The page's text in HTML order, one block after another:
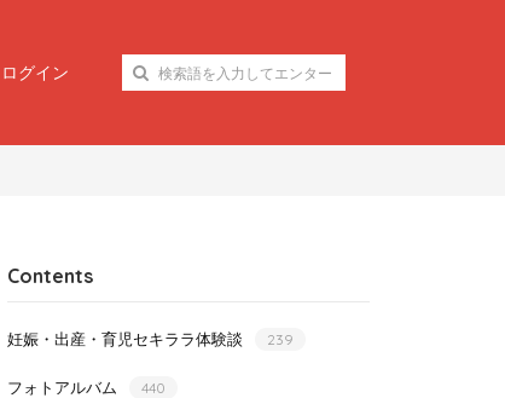
ログイン
Contents
妊娠・出産・育児セキララ体験談 239
フォトアルバム 440